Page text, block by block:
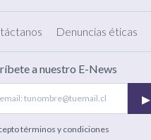
Denuncias éticas
a nuestro E-News
▸
términos y condiciones